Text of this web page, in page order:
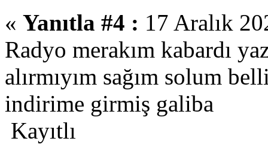
« Yanıtla #4 : 17 Aralık
Radyo merakım kabardı
alırmıyım sağım solum
indirime girmiş galiba
Kayıtlı